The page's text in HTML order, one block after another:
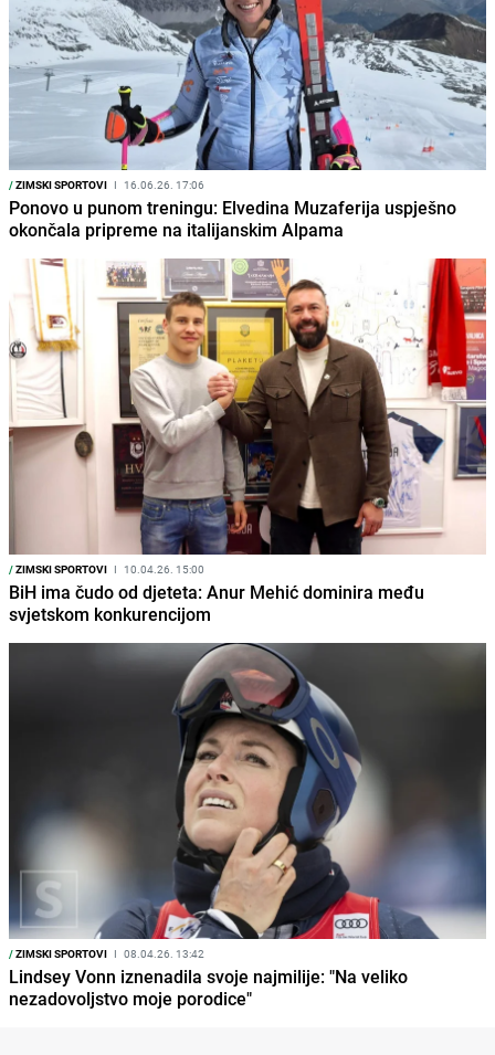
/ZIMSKI SPORTOVI I 16.06.26. 17:06
Ponovo u punom treningu: Elvedina Muzaferija uspješno
okončala pripreme na italijanskim Alpama
/ZIMSKI SPORTOVI I 10.04.26. 15:00
BiH ima čudo od djeteta: Anur Mehić dominira među
svjetskom konkurencijom
/ZIMSKI SPORTOVI I 08.04.26. 13:42
Lindsey Vonn iznenadila svoje najmilije: "Na veliko
nezadovoljstvo moje porodice"